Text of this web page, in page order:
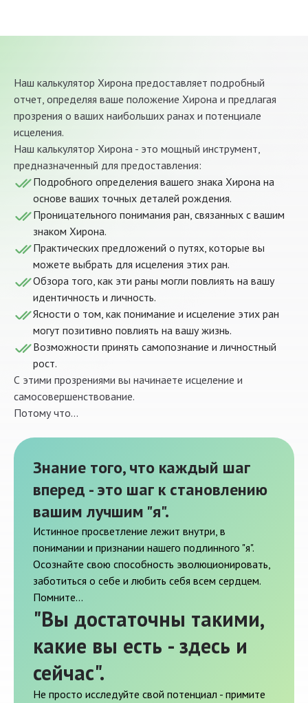
Наш калькулятор Хирона предоставляет подробный
отчет, определяя ваше положение Хирона и предлагая
прозрения о ваших наибольших ранах и потенциале
исцеления.
Наш калькулятор Хирона - это мощный инструмент,
предназначенный для предоставления:
Подробного определения вашего знака Хирона на
основе ваших точных деталей рождения.
Проницательного понимания ран, связанных с вашим
знаком Хирона.
Практических предложений о путях, которые вы
можете выбрать для исцеления этих ран.
Обзора того, как эти раны могли повлиять на вашу
идентичность и личность.
Ясности о том, как понимание и исцеление этих ран
могут позитивно повлиять на вашу жизнь.
Возможности принять самопознание и личностный
рост.
С этими прозрениями вы начинаете исцеление и
самосовершенствование.
Потому что...
Знание того, что каждый шаг
вперед - это шаг к становлению
вашим лучшим "я".
Истинное просветление лежит внутри, в
понимании и признании нашего подлинного "я".
Осознайте свою способность эволюционировать,
заботиться о себе и любить себя всем сердцем.
Помните...
"Вы достаточны такими,
какие вы есть - здесь и
сейчас".
Не просто исследуйте свой потенциал - примите